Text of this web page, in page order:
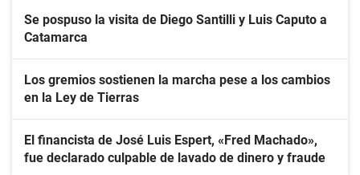
Se pospuso la visita de Diego Santilli y Luis Caputo a
Catamarca
Los gremios sostienen la marcha pese a los cambios
en la Ley de Tierras
El financista de José Luis Espert, «Fred Machado»,
fue declarado culpable de lavado de dinero y fraude